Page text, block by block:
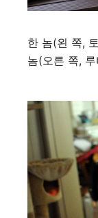
한 놈(왼 쪽,
놈(오른 쪽,